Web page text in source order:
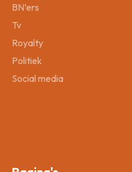
BN’ers
Tv
Royalty
Politiek
Social media